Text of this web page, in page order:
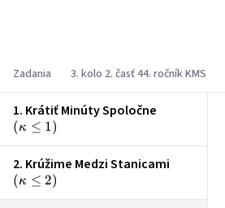
Zadania 3. kolo 2. časť 44. ročník KMS
1. Krátiť Minúty Spoločne
(κ ≤ 1)
2. Krúžime Medzi Stanicami
(κ ≤ 2)